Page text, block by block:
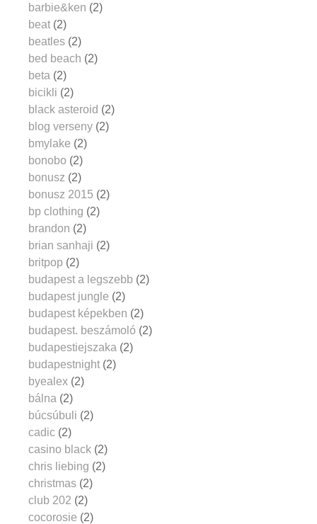
barbie&ken (2)
beat (2)
beatles (2)
bed beach (2)
beta (2)
bicikli (2)
black asteroid (2)
blog verseny (2)
bmylake (2)
bonobo (2)
bonusz (2)
bonusz 2015 (2)
bp clothing (2)
brandon (2)
brian sanhaji (2)
britpop (2)
budapest a legszebb (2)
budapest jungle (2)
budapest képekben (2)
budapest. beszámoló (2)
budapestiejszaka (2)
budapestnight (2)
byealex (2)
bálna (2)
búcsúbuli (2)
cadic (2)
casino black (2)
chris liebing (2)
christmas (2)
club 202 (2)
cocorosie (2)